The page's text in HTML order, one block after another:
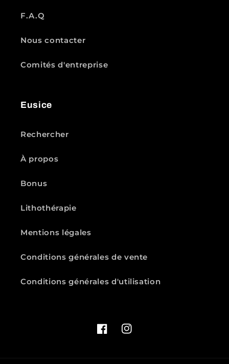
F.A.Q
Nous contacter
Comités d'entreprise
Eusice
Rechercher
À propos
Bonus
Lithothérapie
Mentions légales
Conditions générales de vente
Conditions générales d'utilisation
FacebookInstagram